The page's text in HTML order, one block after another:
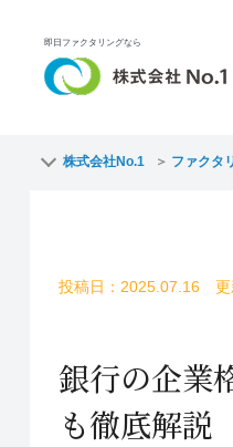
即日ファクタリングなら
株式会社No.1 ファクタ
投稿日：2025.07.16 更
銀行の企業
も徹底解説